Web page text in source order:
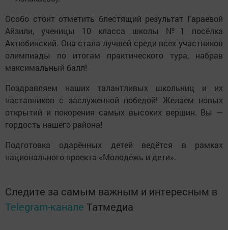
Особо стоит отметить блестящий результат Гараевой
Айзили, ученицы 10 класса школы №1 посёлка
Актюбинский. Она стала лучшей среди всех участников
олимпиады по итогам практического тура, набрав
максимальный балл!
Поздравляем наших талантливых школьниц и их
наставников с заслуженной победой! Желаем новых
открытий и покорения самых высоких вершин. Вы —
гордость нашего района!
Подготовка одарённых детей ведётся в рамках
национального проекта «Молодёжь и дети».
Следите за самым важным и интересным в
Telegram-канале Татмедиа